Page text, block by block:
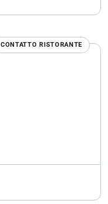
CONTATTO RISTORANTE